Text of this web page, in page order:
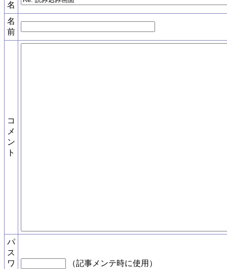
名
名
前
コ
メ
ン
ト
パ
ス
ワ
（記事メンテ時に使用）